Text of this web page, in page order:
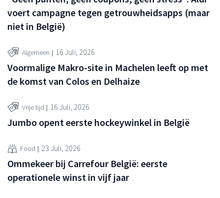
voert campagne tegen getrouwheidsapps (maar
niet in België)
Algemeen 16 Juli, 2026
Voormalige Makro-site in Machelen leeft op met
de komst van Colos en Delhaize
Vrije tijd 16 Juli, 2026
Jumbo opent eerste hockeywinkel in België
Food 23 Juli, 2026
Ommekeer bij Carrefour België: eerste
operationele winst in vijf jaar